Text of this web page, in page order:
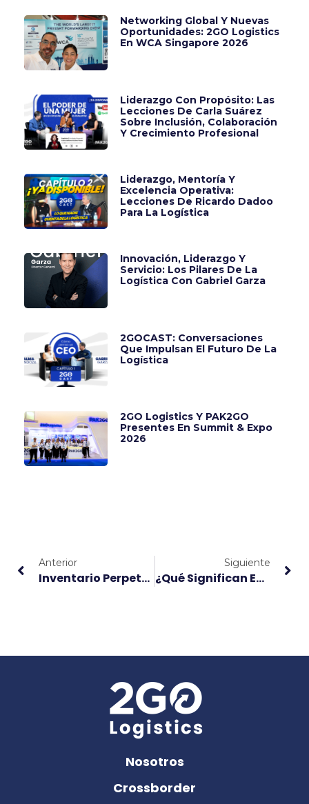
Networking Global Y Nuevas
Oportunidades: 2GO Logistics
En WCA Singapore 2026
Liderazgo Con Propósito: Las
Lecciones De Carla Suárez
Sobre Inclusión, Colaboración
Y Crecimiento Profesional
Liderazgo, Mentoría Y
Excelencia Operativa:
Lecciones De Ricardo Dadoo
Para La Logística
Innovación, Liderazgo Y
Servicio: Los Pilares De La
Logística Con Gabriel Garza
2GOCAST: Conversaciones
Que Impulsan El Futuro De La
Logística
2GO Logistics Y PAK2GO
Presentes En Summit & Expo
2026
Anterior
Inventario Perpetuo Y Periódico: Diferencias Y Utilidad
Siguiente
¿Qué Significan ETA, ETD, ATD Y ATA En El Transporte Marítimo?
Nosotros
Crossborder